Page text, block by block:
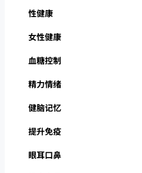
性健康
女性健康
血糖控制
精力情绪
健脑记忆
提升免疫
眼耳口鼻